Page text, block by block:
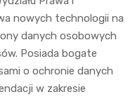
nowych technologii na
danych osobowych
Posiada bogate
o ochronie danych
w zakresie